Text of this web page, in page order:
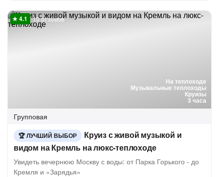
На теплоходе
Музыкальные теплоходы
Круизы
3 часа
10 отзывов
Групповая
ЛУЧШИЙ ВЫБОР
Круиз с живой музыкой и
видом на Кремль на люкс-теплоходе
Увидеть вечернюю Москву с воды: от Парка Горького - до
Кремля и «Зарядья»